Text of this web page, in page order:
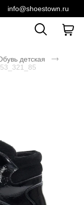
info@shoestown.ru
детская